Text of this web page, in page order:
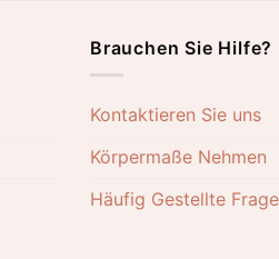
Brauchen Sie Hilfe?
Kontaktieren Sie uns
Körpermaße Nehmen
Häufig Gestellte